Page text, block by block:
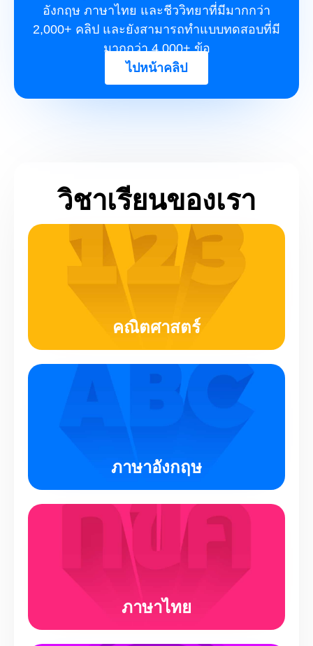
อังกฤษ ภาษาไทย และชีววิทยาที่มีมากกว่า
2,000+ คลิป และยังสามารถทำแบบทดสอบที่มี
มากกว่า 4,000+ ข้อ
ไปหน้าคลิป
วิชาเรียนของเรา
คณิตศาสตร์
ภาษาอังกฤษ
ภาษาไทย